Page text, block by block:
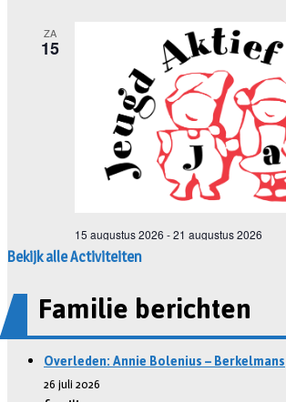
Bekijk alle Activiteiten
Familie berichten
Overleden: Annie Bolenius – Berkelmans
26 juli 2026